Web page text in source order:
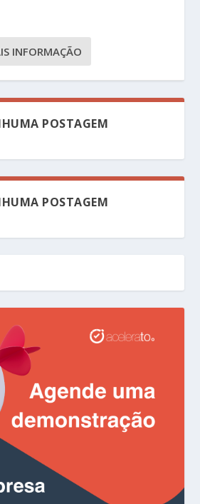
INFORMAÇÃO
POSTAGEM
POSTAGEM